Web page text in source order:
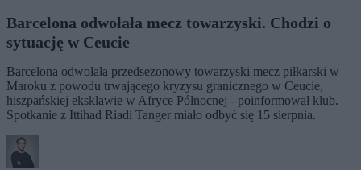
Barcelona odwołała mecz towarzyski. Chodzi o
sytuację w Ceucie
Barcelona odwołała przedsezonowy towarzyski mecz piłkarski w
Maroku z powodu trwającego kryzysu granicznego w Ceucie,
hiszpańskiej eksklawie w Afryce Północnej - poinformował klub.
Spotkanie z Ittihad Riadi Tanger miało odbyć się 15 sierpnia.